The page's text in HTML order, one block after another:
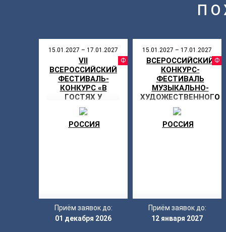
15.01.2027 – 17.01.2027
VII
ВСЕРОССИЙСКИЙ
ФЕСТИВАЛЬ-
КОНКУРС «В
ГОСТЯХ У
«КОСТРОМЫ»
РОССИЯ
Приём заявок до:
01 декабря 2026
15.01.2027 – 17.01.2027
ВСЕРОССИЙСКИЙ
КОНКУРС-
ФЕСТИВАЛЬ
МУЗЫКАЛЬНО-
ХУДОЖЕСТВЕННОГО
ТВОРЧЕСТВА «МОЯ
ЗВЕЗДА»
РОССИЯ
Приём заявок до:
12 января 2027